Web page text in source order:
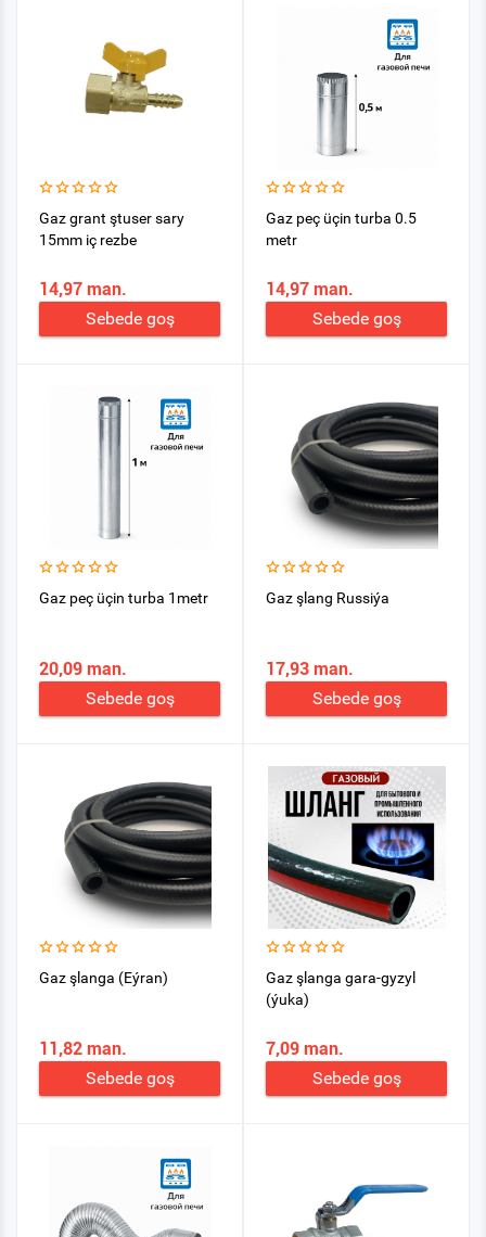
Gaz grant ştuser sary
15mm iç rezbe
14,97 man.
Sebede goş
Gaz peç üçin turba 0.5
metr
14,97 man.
Sebede goş
Gaz peç üçin turba 1metr
20,09 man.
Sebede goş
Gaz şlang Russiýa
17,93 man.
Sebede goş
Gaz şlanga (Eýran)
11,82 man.
Sebede goş
Gaz şlanga gara-gyzyl
(ýuka)
7,09 man.
Sebede goş